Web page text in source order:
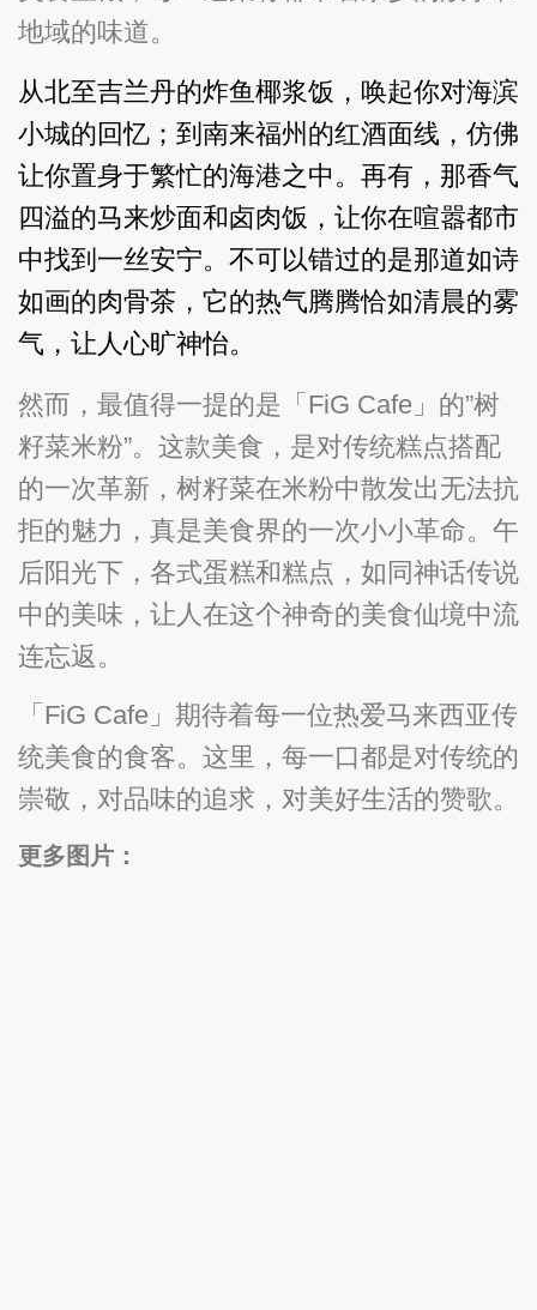
地域的味道。
从北至吉兰丹的炸鱼椰浆饭，唤起你对海滨
小城的回忆；到南来福州的红酒面线，仿佛
让你置身于繁忙的海港之中。再有，那香气
四溢的马来炒面和卤肉饭，让你在喧嚣都市
中找到一丝安宁。不可以错过的是那道如诗
如画的肉骨茶，它的热气腾腾恰如清晨的雾
气，让人心旷神怡。
然而，最值得一提的是「FiG Cafe」的”树
籽菜米粉”。这款美食，是对传统糕点搭配
的一次革新，树籽菜在米粉中散发出无法抗
拒的魅力，真是美食界的一次小小革命。午
后阳光下，各式蛋糕和糕点，如同神话传说
中的美味，让人在这个神奇的美食仙境中流
连忘返。
「FiG Cafe」期待着每一位热爱马来西亚传
统美食的食客。这里，每一口都是对传统的
崇敬，对品味的追求，对美好生活的赞歌。
更多图片：